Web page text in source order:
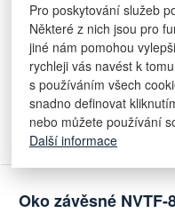
Pro poskytování služeb
Některé z nich jsou pro
jiné nám pomohou
rychleji vás navést k
s používáním všech
snadno definovat
nebo můžete používání
Další informace
6
skladem
2 ks 5
Počet
kusů Přidat
Oko závěsné NVTF-